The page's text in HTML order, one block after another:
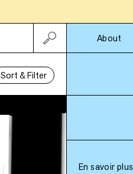
About
Sort & Filter
En savoir plus